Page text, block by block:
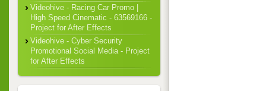
Videohive - Racing Car Promo |
High Speed Cinematic - 63569166 -
Project for After Effects
Videohive - Cyber Security
Promotional Social Media - Project
for After Effects